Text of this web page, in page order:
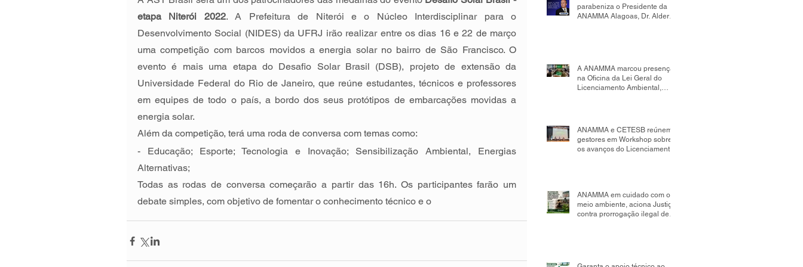
etapa Niterói 2022. A Prefeitura de Niterói e o Núcleo Interdisciplinar para o
Desenvolvimento Social (NIDES) da UFRJ irão realizar entre os dias 16 e 22 de março
uma competição com barcos movidos a energia solar no bairro de São Francisco. O
evento é mais uma etapa do Desafio Solar Brasil (DSB), projeto de extensão da
Universidade Federal do Rio de Janeiro, que reúne estudantes, técnicos e professores
em equipes de todo o país, a bordo dos seus protótipos de embarcações movidas a
energia solar.
Além da competição, terá uma roda de conversa com temas como:
- Educação; Esporte; Tecnologia e Inovação; Sensibilização Ambiental, Energias
Alternativas;
Todas as rodas de conversa começarão a partir das 16h. Os participantes farão um
debate simples, com objetivo de fomentar o conhecimento técnico e o
parabeniza o Presidente da
ANAMMA Alagoas, Dr. Alder
A ANAMMA marcou presença
na Oficina da Lei Geral do
Licenciamento Ambiental,
com o fortalecimento da
gestão ambiental
ANAMMA e CETESB reúnem
gestores em Workshop sobre
os avanços do Licenciamento
ANAMMA em cuidado com o
meio ambiente, aciona Justiça
contra prorrogação ilegal de